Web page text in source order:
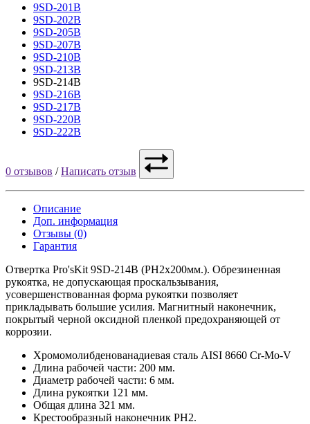
9SD-201B
9SD-202B
9SD-205B
9SD-207B
9SD-210B
9SD-213B
9SD-214B
9SD-216B
9SD-217B
9SD-220B
9SD-222B
0 отзывов /Написать отзыв
Описание
Доп. информация
Отзывы (0)
Гарантия
Отвертка Pro'sKit 9SD-214B (PH2x200мм.). Обрезиненная
рукоятка, не допускающая проскальзывания,
усовершенствованная форма рукоятки позволяет
прикладывать большие усилия. Магнитный наконечник,
покрытый черной оксидной пленкой предохраняющей от
коррозии.
Хромомолибденованадиевая сталь AISI 8660 Cr-Mo-V
Длина рабочей части: 200 мм.
Диаметр рабочей части: 6 мм.
Длина рукоятки 121 мм.
Общая длина 321 мм.
Крестообразный наконечник PH2.